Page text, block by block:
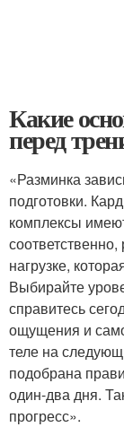
Какие
перед
«Разминка
подготовки.
комплексы
нагрузке,
Выбирайте
справитесь
ощущения и
теле на
подобрана
один-два дня.
прогресс».